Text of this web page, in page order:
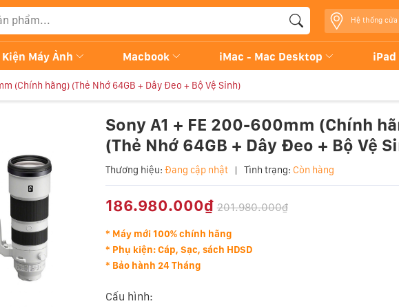
Hệ thống
Kiện Máy Ảnh Macbook iMac - Mac Desktop iPad
(Chính hãng) (Thẻ Nhớ 64GB + Dây Đeo + Bộ Vệ Sinh)
Sony A1 + FE 200-600mm (Chính
(Thẻ Nhớ 64GB + Dây Đeo + Bộ Vệ
Thương hiệu: Đang cập nhật | Tình trạng: Còn hàng
186.980.000₫ 201.980.000₫
* Máy mới 100% chính hãng
* Phụ kiện: Cáp, Sạc, sách HDSD
* Bảo hành 24 Tháng
Cấu hình: